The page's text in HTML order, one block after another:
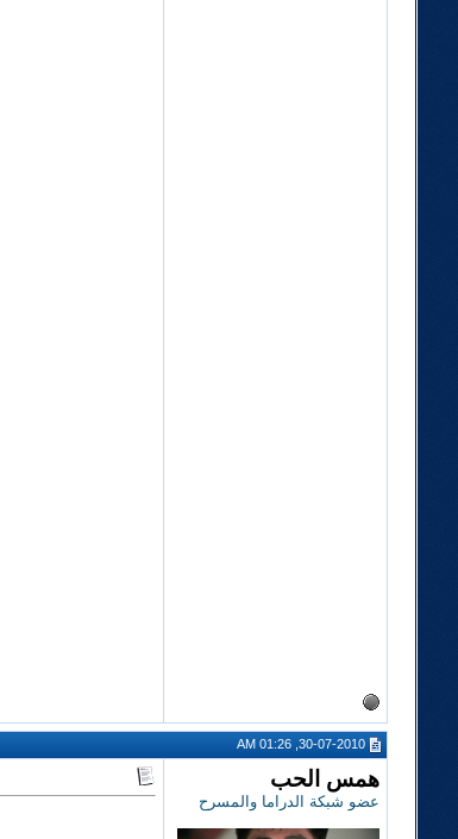
30-07-2010, 01:26 AM
همس الحب
عضو شبكة الدراما والمسرح